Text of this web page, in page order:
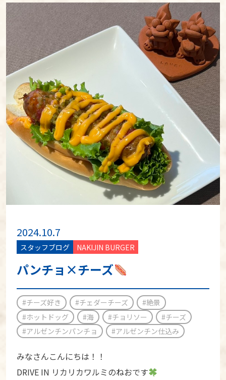
2024.10.7
スタッフブログ NAKIJIN BURGER
パンチョ×チーズ
#チーズ好き #チェダーチーズ
#絶景
#ホットドッグ
#海 #チョリソー
#チーズ
#アルゼンチンパンチョ
#アルゼンチン仕込み
みなさんこんにちは！！
DRIVE IN リカリカワルミのねおです